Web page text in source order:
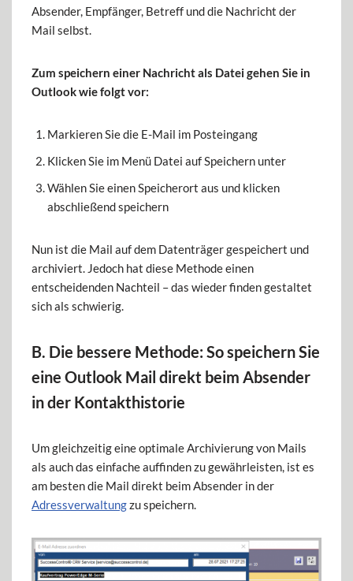
Absender, Empfänger, Betreff und die Nachricht der
Mail selbst.
Zum speichern einer Nachricht als Datei gehen Sie in
Outlook wie folgt vor:
Markieren Sie die E-Mail im Posteingang
Klicken Sie im Menü Datei auf Speichern unter
Wählen Sie einen Speicherort aus und klicken
abschließend speichern
Nun ist die Mail auf dem Datenträger gespeichert und
archiviert. Jedoch hat diese Methode einen
entscheidenden Nachteil – das wieder finden gestaltet
sich als schwierig.
B. Die bessere Methode: So speichern Sie
eine Outlook Mail direkt beim Absender
in der Kontakthistorie
Um gleichzeitig eine optimale Archivierung von Mails
als auch das einfache auffinden zu gewährleisten, ist es
am besten die Mail direkt beim Absender in der
Adressverwaltungzu speichern.